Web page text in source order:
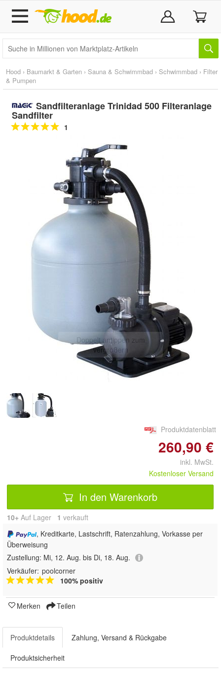
Hood › Baumarkt & Garten › Sauna & Schwimmbad › Schwimmbad › Filter
& Pumpen
Sandfilteranlage Trinidad 500 Filteranlage
Sandfilter
1
Doppelt antippen zum
vergrößern
Produktdatenblatt
260,90 €
inkl. MwSt.
Kostenloser Versand
In den Warenkorb
10+ Auf Lager 1 verkauft
, Kreditkarte, Lastschrift, Ratenzahlung, Vorkasse per
Überweisung
Zustellung: Mi, 12. Aug. bis Di, 18. Aug.
Verkäufer: poolcorner
100% positiv
Merken Teilen
Produktdetails Zahlung, Versand & Rückgabe
Produktsicherheit